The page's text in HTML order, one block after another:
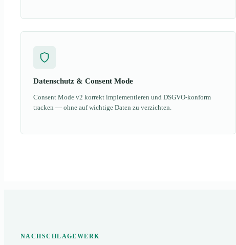
Datenschutz & Consent Mode
Consent Mode v2 korrekt implementieren und DSGVO-konform
tracken — ohne auf wichtige Daten zu verzichten.
NACHSCHLAGEWERK